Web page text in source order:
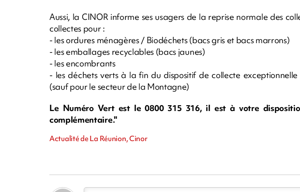
Aussi, la CINOR informe ses usagers de la reprise normale des
collectes pour :
- les ordures ménagères / Biodéchets (bacs gris et bacs marrons)
- les emballages recyclables (bacs jaunes)
- les encombrants
- les déchets verts à la fin du dispositif de collecte
(sauf pour le secteur de la Montagne)
Le Numéro Vert est le 0800 315 316, il est à votre
complémentaire."
Actualité de La Réunion, Cinor